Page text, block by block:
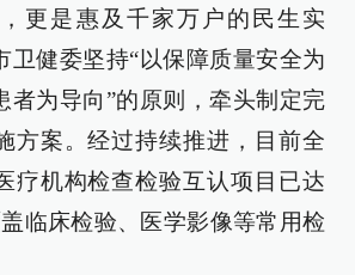
更是惠及千家万户的民生实
卫健委坚持“以保障质量安全为
者为导向”的原则，牵头制定完
方案。经过持续推进，目前全
疗机构检查检验互认项目已达
临床检验、医学影像等常用检